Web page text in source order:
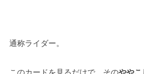
通称ライダー。
このカードを見るだけで、そのややこ